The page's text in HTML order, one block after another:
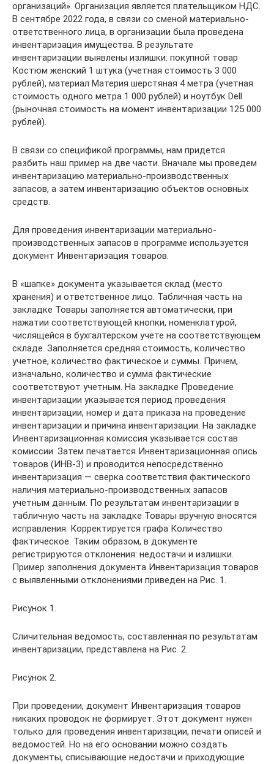
организаций». Организация является плательщиком НДС.
В сентябре 2022 года, в связи со сменой материально-
ответственного лица, в организации была проведена
инвентаризация имущества. В результате
инвентаризации выявлены излишки: покупной товар
Костюм женский 1 штука (учетная стоимость 3 000
рублей), материал Материя шерстяная 4 метра (учетная
стоимость одного метра 1 000 рублей) и ноутбук Dell
(рыночная стоимость на момент инвентаризации 125 000
рублей).
В связи со спецификой программы, нам придется
разбить наш пример на две части. Вначале мы проведем
инвентаризацию материально-производственных
запасов, а затем инвентаризацию объектов основных
средств.
Для проведения инвентаризации материально-
производственных запасов в программе используется
документ Инвентаризация товаров.
В «шапке» документа указывается склад (место
хранения) и ответственное лицо. Табличная часть на
закладке Товары заполняется автоматически, при
нажатии соответствующей кнопки, номенклатурой,
числящейся в бухгалтерском учете на соответствующем
складе. Заполняется средняя стоимость, количество
учетное, количество фактическое и суммы. Причем,
изначально, количество и сумма фактические
соответствуют учетным. На закладке Проведение
инвентаризации указывается период проведения
инвентаризации, номер и дата приказа на проведение
инвентаризации и причина инвентаризации. На закладке
Инвентаризационная комиссия указывается состав
комиссии. Затем печатается Инвентаризационная опись
товаров (ИНВ-3) и проводится непосредственно
инвентаризация — сверка соответствия фактического
наличия материально-производственных запасов
учетным данным. По результатам инвентаризации в
табличную часть на закладке Товары вручную вносятся
исправления. Корректируется графа Количество
фактическое. Таким образом, в документе
регистрируются отклонения: недостачи и излишки.
Пример заполнения документа Инвентаризация товаров
с выявленными отклонениями приведен на Рис. 1.
Рисунок 1.
Сличительная ведомость, составленная по результатам
инвентаризации, представлена на Рис. 2.
Рисунок 2.
При проведении, документ Инвентаризация товаров
никаких проводок не формирует. Этот документ нужен
только для проведения инвентаризации, печати описей и
ведомостей. Но на его основании можно создать
документы, списывающие недостачи и приходующие